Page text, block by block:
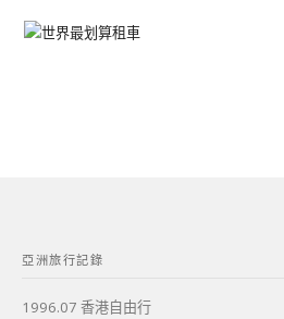
亞洲旅行記錄
1996.07 香港自由行